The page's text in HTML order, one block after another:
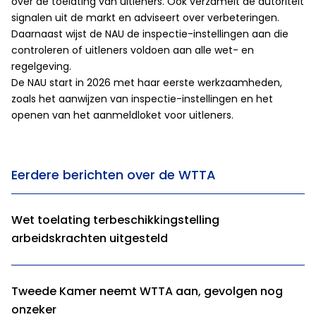
signalen uit de markt en adviseert over verbeteringen.
Daarnaast wijst de NAU de inspectie-instellingen aan die
controleren of uitleners voldoen aan alle wet- en
regelgeving.
De NAU start in 2026 met haar eerste werkzaamheden,
zoals het aanwijzen van inspectie-instellingen en het
openen van het aanmeldloket voor uitleners.
Eerdere berichten over de WTTA
Wet toelating terbeschikkingstelling
arbeidskrachten uitgesteld
Tweede Kamer neemt WTTA aan, gevolgen nog
onzeker